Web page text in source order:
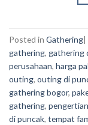
Posted in Gathering|
gathering, gathering
perusahaan, harga
outing, outing di
gathering bogor,
gathering,
di puncak, tempat